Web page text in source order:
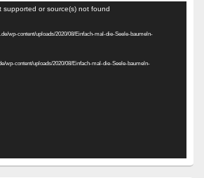
supported or source(s) not found
wp-content/uploads/2020/08/Einfach-mal-die-Seele-baumeln-
wp-content/uploads/2020/08/Einfach-mal-die-Seele-baumeln-